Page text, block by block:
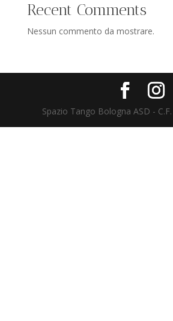
Recent Comments
Nessun commento da mostrare.
Spazio Tango Bologna ASD -